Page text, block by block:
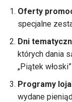
Oferty
specjalne
Dni
których dania
„Piątek
Programy
wydane